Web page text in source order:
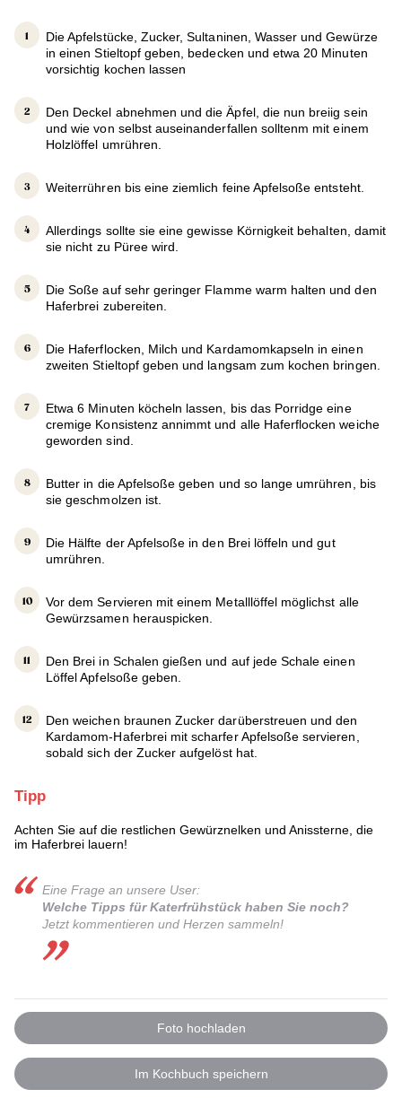
Die Apfelstücke, Zucker, Sultaninen, Wasser und Gewürze
in einen Stieltopf geben, bedecken und etwa 20 Minuten
vorsichtig kochen lassen
Den Deckel abnehmen und die Äpfel, die nun breiig sein
und wie von selbst auseinanderfallen solltenm mit einem
Holzlöffel umrühren.
Weiterrühren bis eine ziemlich feine Apfelsoße entsteht.
Allerdings sollte sie eine gewisse Körnigkeit behalten, damit
sie nicht zu Püree wird.
Die Soße auf sehr geringer Flamme warm halten und den
Haferbrei zubereiten.
Die Haferflocken, Milch und Kardamomkapseln in einen
zweiten Stieltopf geben und langsam zum kochen bringen.
Etwa 6 Minuten köcheln lassen, bis das Porridge eine
cremige Konsistenz annimmt und alle Haferflocken weiche
geworden sind.
Butter in die Apfelsoße geben und so lange umrühren, bis
sie geschmolzen ist.
Die Hälfte der Apfelsoße in den Brei löffeln und gut
umrühren.
Vor dem Servieren mit einem Metalllöffel möglichst alle
Gewürzsamen herauspicken.
Den Brei in Schalen gießen und auf jede Schale einen
Löffel Apfelsoße geben.
Den weichen braunen Zucker darüberstreuen und den
Kardamom-Haferbrei mit scharfer Apfelsoße servieren,
sobald sich der Zucker aufgelöst hat.
Tipp
Achten Sie auf die restlichen Gewürznelken und Anissterne, die
im Haferbrei lauern!
Eine Frage an unsere User:
Welche Tipps für Katerfrühstück haben Sie noch?
Jetzt kommentieren und Herzen sammeln!
Foto hochladen
Im Kochbuch speichern